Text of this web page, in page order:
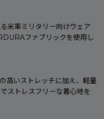
米軍ミリタリー向けウェア
ファブリックを使用し
高いストレッチに加え、軽量
ストレスフリーな着心地を